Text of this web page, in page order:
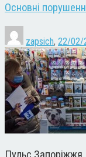
Основні
zapsich, 22/02/